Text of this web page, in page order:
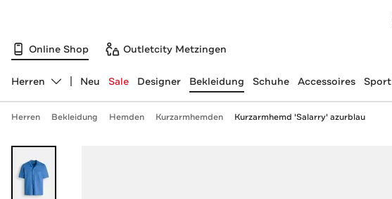
Online Shop Outletcity Metzingen
Abteilung ändern, ausgewählt:
Herren Neu Sale Designer Bekleidung Schuhe Accessoires Sport
Herren Bekleidung Hemden Kurzarmhemden Kurzarmhemd 'Salarry' azurblau